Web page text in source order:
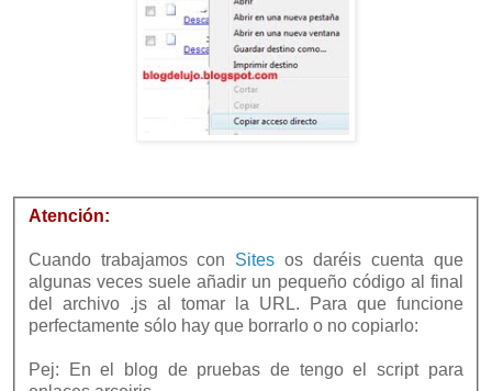
Atención:
Cuando trabajamos con Sites os daréis cuenta que
algunas veces suele añadir un pequeño código al final
del archivo .js al tomar la URL. Para que funcione
perfectamente sólo hay que borrarlo o no copiarlo:
Pej: En el blog de pruebas de tengo el script para